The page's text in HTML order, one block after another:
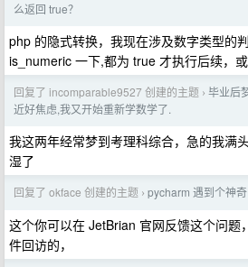
么返回 true？
php 的隐式转换，我现在涉及数字类型的
is_numeric 一下,都为 true 才执行后续，
回复了 incomparable9527 创建的主题 › 毕业后
近好焦虑,我又开始重新学数学了.
我这两年经常梦到考理科综合，急的我满
湿了
回复了 okface 创建的主题 › pycharm 遇到个神
这个你可以在 JetBrian 官网反馈这个问题
件回访的，